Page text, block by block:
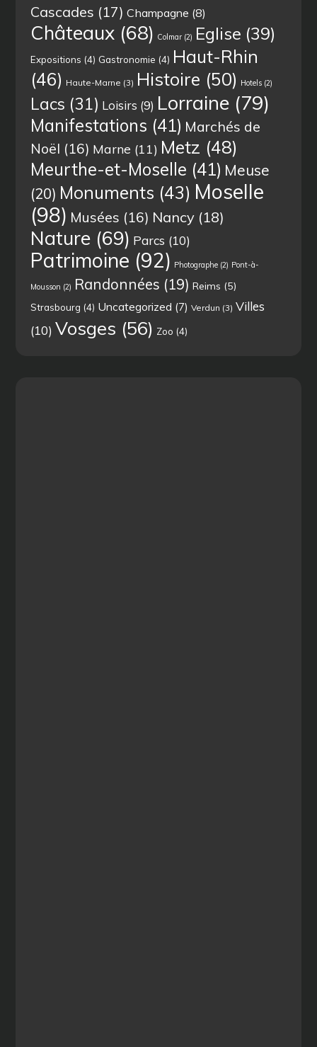
Cascades (17) Champagne (8)
Châteaux (68) Colmar (2) Eglise (39)
Expositions (4) Gastronomie (4) Haut-Rhin
(46) Haute-Marne (3) Histoire (50) Hotels (2)
Lacs (31) Loisirs (9) Lorraine (79)
Manifestations (41) Marchés de
Noël (16) Marne (11) Metz (48)
Meurthe-et-Moselle (41) Meuse
(20) Monuments (43) Moselle
(98) Musées (16) Nancy (18)
Nature (69) Parcs (10)
Patrimoine (92) Photographe (2) Pont-à-
Mousson (2) Randonnées (19) Reims (5)
Strasbourg (4) Uncategorized (7) Verdun (3) Villes
(10) Vosges (56) Zoo (4)